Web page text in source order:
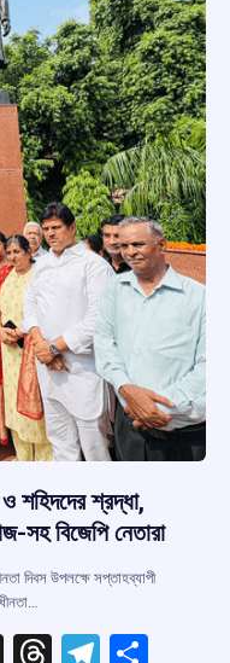
শহিদদের শ্রদ্ধা,
সহ বিজেপি নেতারা
দিবস উপলক্ষে সপ্তাহব্যাপী
X T T